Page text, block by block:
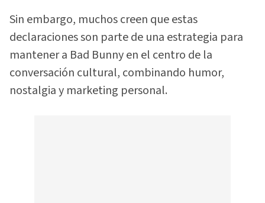
Sin embargo, muchos creen que estas
declaraciones son parte de una estrategia para
mantener a Bad Bunny en el centro de la
conversación cultural, combinando humor,
nostalgia y marketing personal.